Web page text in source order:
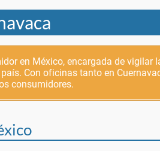
en México, encargada de vigilar
Con oficinas tanto en
consumidores.